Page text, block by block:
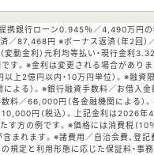
携銀行ローン0.945％／4,490万円
87,468円 ※ボーナス返済（年2回）／
動金利）元利均等払い・現行金利
す。※金利は変更される場合があり
上2億円以内・10万円単位）。※融資
よる）。※銀行融資手数料／お借入
料／66,000円（各金融機関による）
円（税込）。上記金利は2026年
方の例です。※価格には消費税（10
まれます。※諸費用／自治会費、登記
規定と利用形態に応じた保証料・事